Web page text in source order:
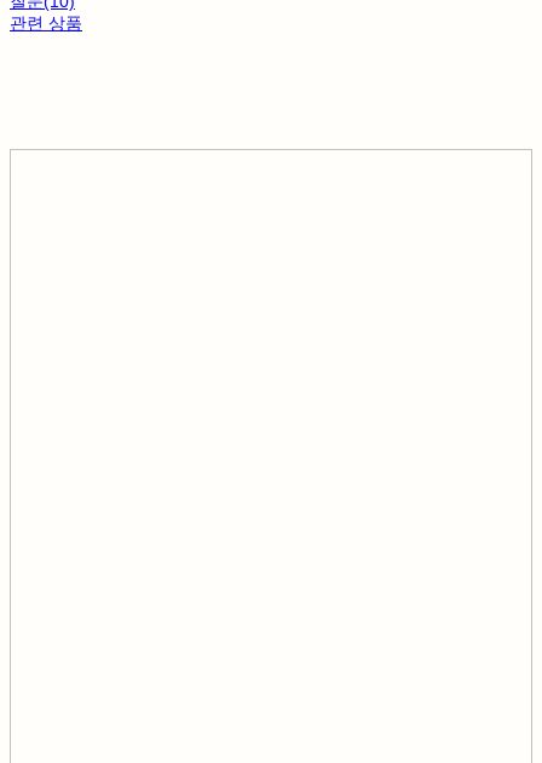
관련 상품